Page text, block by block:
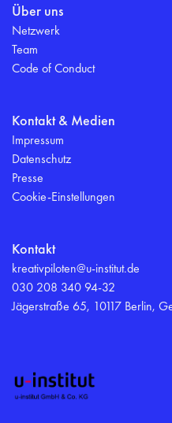
Über uns
Netzwerk
Team
Code of Conduct
Kontakt & Medien
Impressum
Datenschutz
Presse
Cookie-Einstellungen
Kontakt
kreativpiloten@u-institut.de
030 208 340 94-32
Jägerstraße 65, 10117 Berlin,